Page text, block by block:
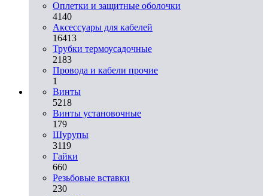
Оплетки и защитные оболочки
4140
Аксессуары для кабелей
16413
Трубки термоусадочные
2183
Провода и кабели прочие
1
Винты
5218
Винты установочные
179
Шурупы
3119
Гайки
660
Резьбовые вставки
230